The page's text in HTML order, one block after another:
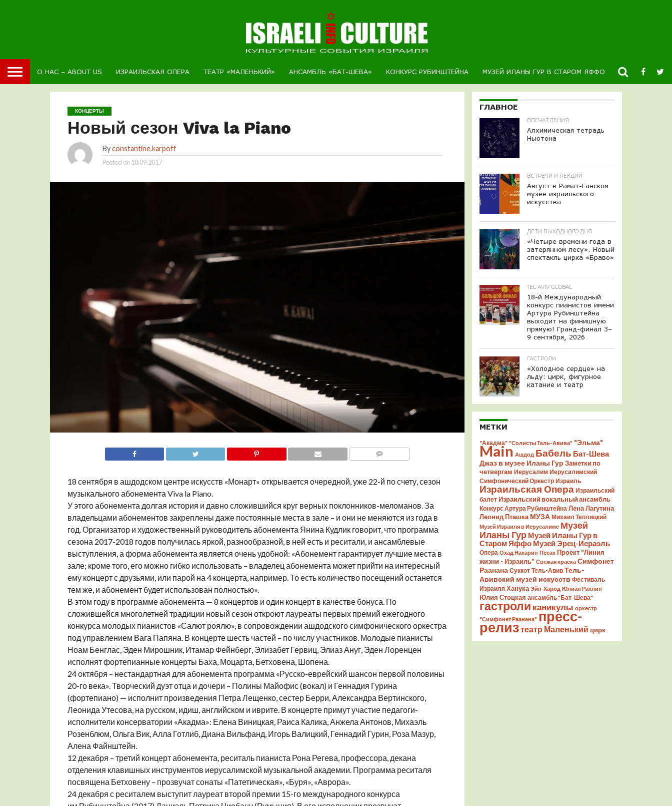
О НАС – ABOUT US ИЗРАИЛЬСКАЯ ОПЕРА ТЕАТР «МАЛЕНЬКИЙ» АНСАМБЛЬ «БАТ-ШЕВА» КОНКУРС РУБИНШТЕЙНА МУЗЕЙ ИЛАНЫ ГУР В СТАРОМ ЯФФО НОВОСТИ
КОНЦЕРТЫ
Новый сезон Viva la Piano
Byconstantine.karpoff
Posted on 18.09.2017
18 сентября в ашдодском центре искусств «Монарт» открывается очередной, уже 22-й по счету, сезон
музыкального абонемента Viva la Piano.
У этого абонемента долгая история и давно сложившийся круг верных поклонников-меломанов. За
владельцами абонементов закреплены даже постоянные места в зале – и они не меняются из года в
год. Организатор и художественный руководитель абонемента Янина Кудлик говорит, что программа
сезона 2017-2018 годов получилась яркой, разнообразной, в ней есть и реситали, и ансамблевые
выступления, а форма абонемента является очень удобной: «Абонемент гарантирует лучшие места в
зале; кроме того, его можно гибко использовать – владелец абонемента может прийти на интересный
ему концерт с друзьями, или парой на 4 концерта, например. То есть количество посещений останется
тем же, и абонемент будет использован полностью».
В этом году в программе абонемента — 8 концертов и один концерт в качестве бонуса. По
сложившейся многолетней традиции новый сезон откроют лауреаты первых премий ежегодного
конкурса молодых пианистов «Салют роялю», в сопровождении ашдодского симфонического оркестра
под управлением Вага Папяна. В концерте шесть частей – по числу участников. Молодые пианисты
Ноам Бенглас, Эден Мирошник, Итамар Фейнберг, Элизабет Гервиц, Элиаз Ануг, Эден Лоренцен
исполнят фортепианные концерты Баха, Моцарта, Бетховена, Шопена.
24 октября – нестандартная для абонемента программа «Русско-еврейский шансон первой половины
20-го века». Творческий дуэт отца и дочери – Полины Майофис (вокал) и Геннадия Гурина
(фортепиано) — исполнит произведения Петра Лещенко, сестер Берри, Александра Вертинского,
Леонида Утесова, на русском, идиш, английском и иврите. В концерте примут участие педагоги-
исполнители консерватории «Акадма»: Елена Виницкая, Раиса Калика, Анжела Антонов, Михаэль
Розенблюм, Ольга Вик, Алла Готлиб, Диана Вильфанд, Игорь Валицкий, Геннадий Гурин, Роза Мазур,
Алена Файнштейн.
12 декабря – третий концерт абонемента, реситаль пианиста Рона Регева, профессора, декана
отделения клавишных инструментов иерусалимской музыкальной академии. Программа реситаля
посвящена Бетховену – прозвучат сонаты «Патетическая», «Буря», «Аврора».
24 декабря с реситалем выступит лауреат второй премии 15-го международного конкурса
ГЛАВНОЕ
ВПЕЧАТЛЕНИЯ
Алхимическая тетрадь
Ньютона
ВСТРЕЧИ И ЛЕКЦИИ
Август в Рамат-Ганском
музее израильского
искусства
ДЕТИ ВЫХОДНОГО ДНЯ
«Четыре времени года в
затерянном лесу». Новый
спектакль цирка «Браво»
TEL AVIV GLOBAL
18-й Международный
конкурс пианистов имени
Артура Рубинштейна
выходит на финишную
прямую! Гранд-финал 3–
9 сентября, 2026
ГАСТРОЛИ
«Холодное сердце» на
льду: цирк, фигурное
катание и театр
МЕТКИ
"Акадма" "Солисты Тель-Авива" "Эльма"
Main Ашдод Бабель Бат-Шева
Джаз в музее Иланы Гур Заметки по
четвергам Иерусалим Иерусалимский
Симфонический Оркестр Израиль
Израильская Опера Израильский
балет Израильский вокальный ансамбль
Конкурс Артура Рубинштейна Лена Лагутина
Леонид Пташка МУЗА Михаил Теплицкий
Музей Израиля в Иерусалиме Музей
Иланы Гур Музей Иланы Гур в
Старом Яффо Музей Эрец-Исраэль
Опера Охад Нахарин Песах Проект "Линия
жизни - Израиль" Свежая краска Симфонет
Раанана Суккот Тель-Авив Тель-
Авивский музей искусств Фестиваль
Израиля Ханука Эйн-Харод Юлиан Рахлин
Юлия Стоцкая ансамбль "Бат-Шева"
гастроли каникулы оркестр
"Симфонет Раанана" пресс-
релизтеатр Маленький цирк